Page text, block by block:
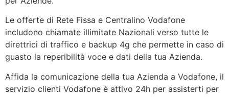
Le offerte di Rete Fissa e Centralino Vodafone
includono chiamate illimitate Nazionali verso tutte le
direttrici di traffico e backup 4g che permette in caso di
guasto la reperibilità voce e dati della tua Azienda.
Affida la comunicazione della tua Azienda a Vodafone, il
servizio clienti Vodafone è attivo 24h per assisterti per